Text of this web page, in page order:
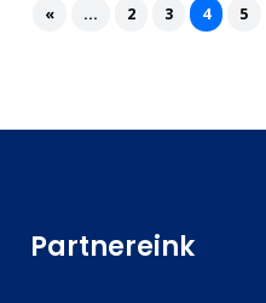
« ... 2 3 4 5
Partnereink